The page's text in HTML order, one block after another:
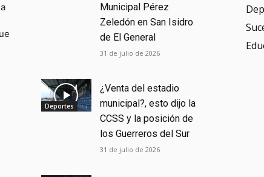
Municipal Pérez
Zeledón en San Isidro
de El General
31 de julio de 2026
Deportes
¿Venta del estadio
municipal?, esto dijo la
CCSS y la posición de
los Guerreros del Sur
31 de julio de 2026